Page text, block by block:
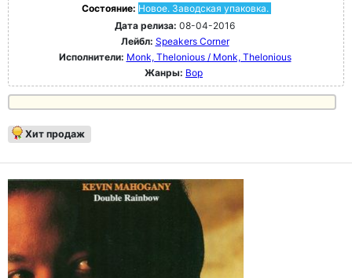
Состояние: Новое. Заводская упаковка.
Дата релиза: 08-04-2016
Лейбл: Speakers Corner
Исполнители: Monk, Thelonious / Monk, Thelonious
Жанры: Bop
Хит продаж